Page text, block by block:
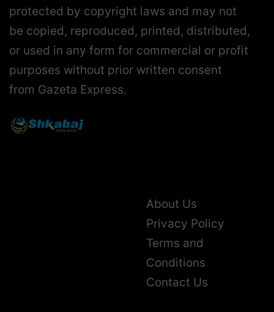
protected by copyright laws and may not
be copied, reproduced, printed, distributed,
or used in any form for commercial or profit
purposes without prior written consent
from Gazeta Express.
About Us
Privacy Policy
Terms and
Conditions
Contact Us